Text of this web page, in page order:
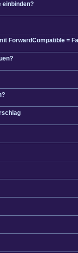
einbinden?
ForwardCompatible =